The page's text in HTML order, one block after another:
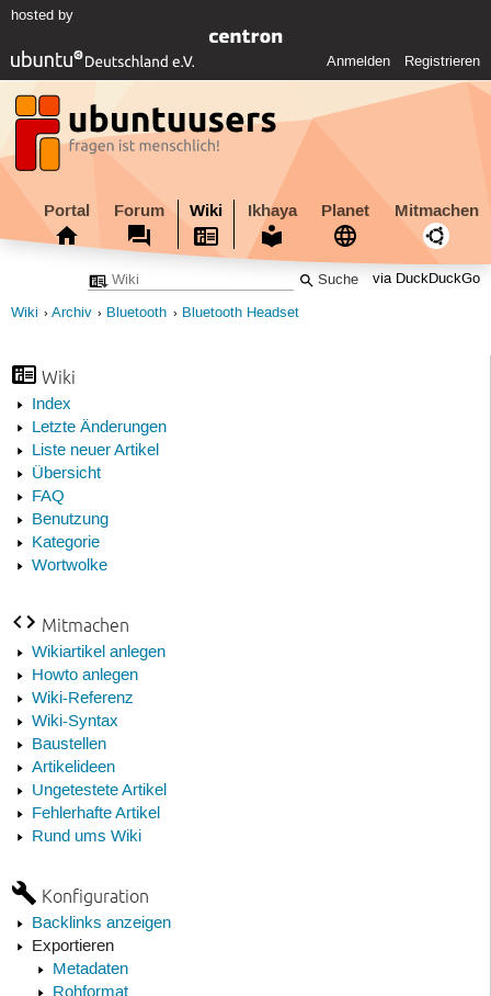
hosted by
Anmelden Registrieren
Portal Forum Wiki Ikhaya Planet Mitmachen
via DuckDuckGo
Wiki Archiv Bluetooth Bluetooth Headset
Wiki
Index
Letzte Änderungen
Liste neuer Artikel
Übersicht
FAQ
Benutzung
Kategorie
Wortwolke
Mitmachen
Wikiartikel anlegen
Howto anlegen
Wiki-Referenz
Wiki-Syntax
Baustellen
Artikelideen
Ungetestete Artikel
Fehlerhafte Artikel
Rund ums Wiki
Konfiguration
Backlinks anzeigen
Exportieren
Metadaten